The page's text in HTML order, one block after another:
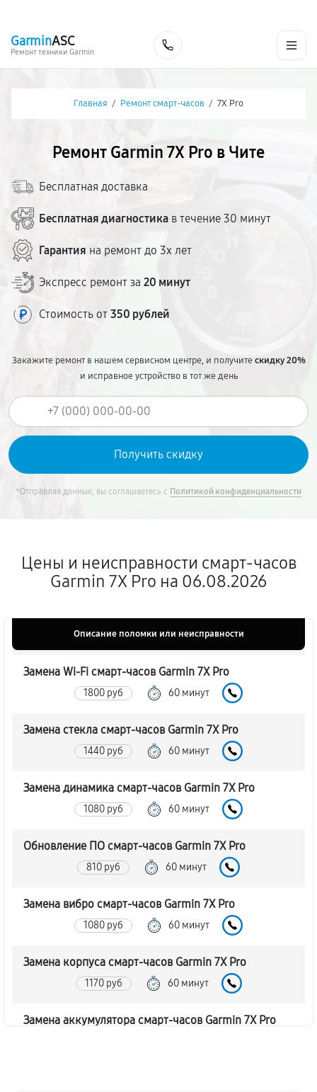
GarminASC
Ремонт техники Garmin
Главная / Ремонт смарт-часов / 7X Pro
Ремонт Garmin 7X Pro в Чите
Бесплатная доставка
Бесплатная диагностика в течение 30 минут
Гарантия на ремонт до 3х лет
Экспресс ремонт за 20 минут
Стоимость от 350 рублей
Закажите ремонт в нашем сервисном центре, и получитескидку 20%
и исправное устройство в тот же день
*Отправляя данные, вы соглашаетесь с Политикой конфиденциальности
Цены и неисправности смарт-часов
Garmin 7X Pro на 06.08.2026
Описание поломки или неисправности
Замена Wi-Fi смарт-часов Garmin 7X Pro
1800 руб 60 минут
Замена стекла смарт-часов Garmin 7X Pro
1440 руб 60 минут
Замена динамика смарт-часов Garmin 7X Pro
1080 руб 60 минут
Обновление ПО смарт-часов Garmin 7X Pro
810 руб 60 минут
Замена вибро смарт-часов Garmin 7X Pro
1080 руб 60 минут
Замена корпуса смарт-часов Garmin 7X Pro
1170 руб 60 минут
Замена аккумулятора смарт-часов Garmin 7X Pro